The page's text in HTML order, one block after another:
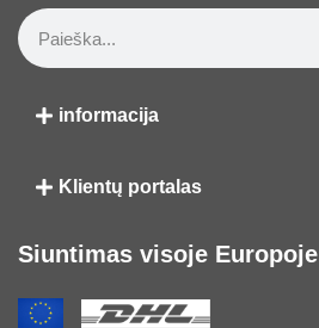
informacija
Klientų portalas
Siuntimas visoje Europoje